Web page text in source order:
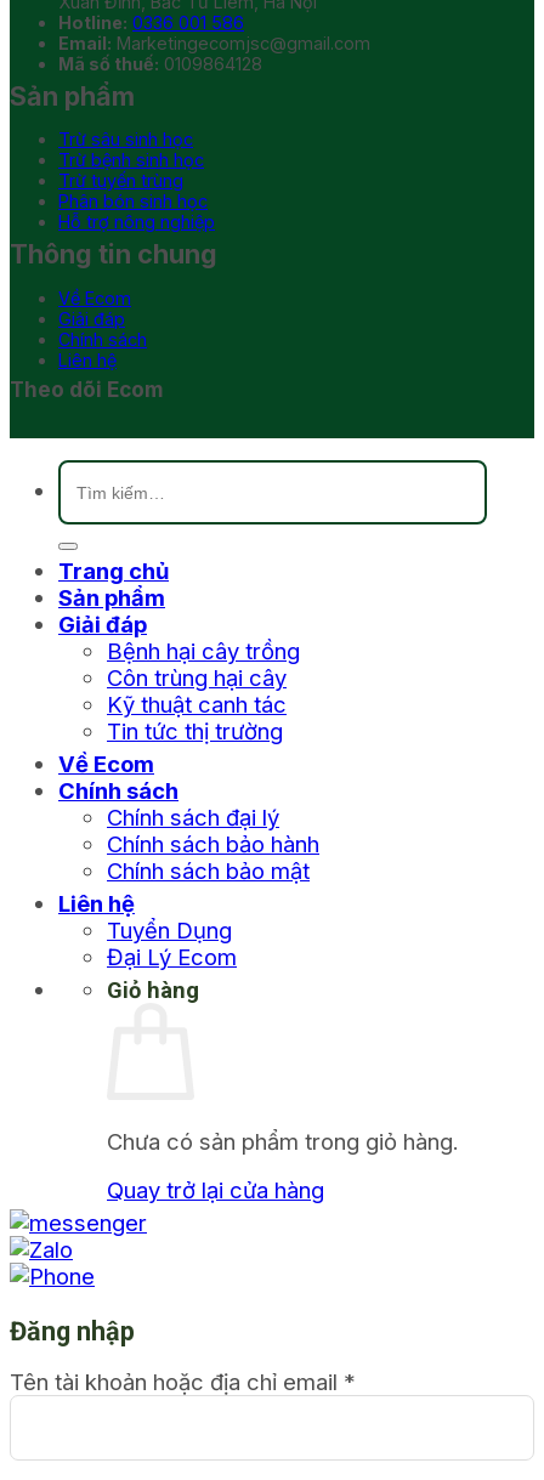
Hotline: 0336 001 586
Email: Marketingecomjsc@gmail.com
Mã số thuế: 0109864128
Sản phẩm
Trừ sâu sinh học
Trừ bệnh sinh học
Trừ tuyến trùng
Phân bón sinh học
Hỗ trợ nông nghiệp
Thông tin chung
Về Ecom
Giải đáp
Chính sách
Liên hệ
Theo dõi Ecom
Tìm
kiếm:
Trang chủ
Sản phẩm
Giải đáp
Bệnh hại cây trồng
Côn trùng hại cây
Kỹ thuật canh tác
Tin tức thị trường
Về Ecom
Chính sách
Chính sách đại lý
Chính sách bảo hành
Chính sách bảo mật
Liên hệ
Tuyển Dụng
Đại Lý Ecom
Giỏ hàng
Chưa có sản phẩm trong giỏ hàng.
Quay trở lại cửa hàng
Đăng nhập
Tên tài khoản hoặc địa chỉ email *